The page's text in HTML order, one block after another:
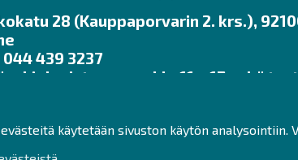
käytetään sivuston käytön analysointiin.
28 (Kauppaporvarin 2. krs.),
044 439 3237
ma – pe klo 11 – 17 sekä
raahe.fi